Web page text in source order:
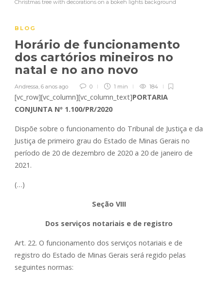
Christmas tree with decorations on a bokeh lights background
BLOG
Horário de funcionamento
dos cartórios mineiros no
natal e no ano novo
Andressa 6 anos ago 0 1 min 184
[vc_row][vc_column][vc_column_text]PORTARIA
CONJUNTA Nº 1.100/PR/2020
Dispõe sobre o funcionamento do Tribunal de Justiça e da
Justiça de primeiro grau do Estado de Minas Gerais no
período de 20 de dezembro de 2020 a 20 de janeiro de
2021.
(…)
Seção VIII
Dos serviços notariais e de registro
Art. 22. O funcionamento dos serviços notariais e de
registro do Estado de Minas Gerais será regido pelas
seguintes normas: